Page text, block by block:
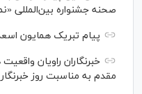
صحنه جشنواره بین‌المللی
پیام تبریک همایون
خبرنگاران راویان
مقدم به مناسبت روز خبرنگار